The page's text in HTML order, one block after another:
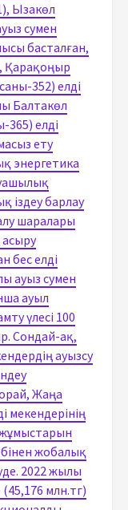
Ызакөл
сумен
басталған,
Қарақоңыр
352) елді
Балтакөл
365) елді
ету
энергетика
іздеу барлау
шаралары
бес елді
ауыз сумен
ауыл
үлесі 100
Сондай-ақ,
ауызсу
Жаңа
мекендерінің
жұмыстарын
жобалық
2022 жылы
млн.тг)